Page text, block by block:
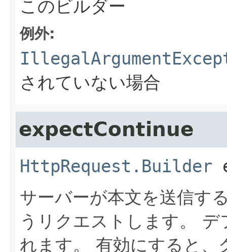
このビルダー
例外:
されていない場合
expectContinue
HttpRequest.Builder
サーバーが本文を送信す
うリクエストします。
デ
れます。
有効にすると、